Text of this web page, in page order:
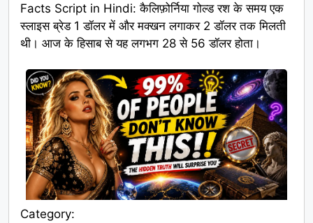
Facts Script in Hindi: कैलिफ़ोर्निया गोल्ड रश के समय एक
स्लाइस ब्रेड 1 डॉलर में और मक्खन लगाकर 2 डॉलर तक मिलती
थी। आज के हिसाब से यह लगभग 28 से 56 डॉलर होता।
Category: